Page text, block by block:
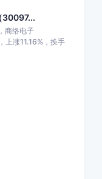
30097...
商络电子
涨11.16%，换手